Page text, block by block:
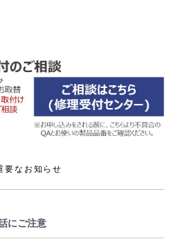
要なお知らせ
にご注意